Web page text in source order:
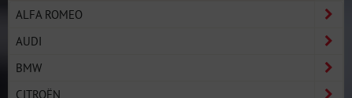
ALFA ROMEO
AUDI
BMW
CITROËN